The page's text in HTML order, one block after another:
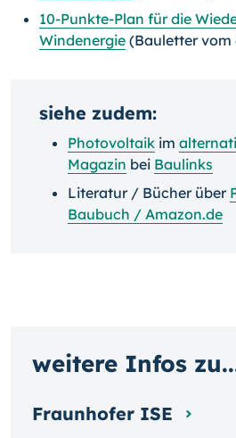
10-Punkte-Plan für die
Windenergie (Bauletter vom
siehe zudem:
Photovoltaik im
Magazin bei Baulinks
Literatur / Bücher über
Baubuch / Amazon.de
weitere Infos
Fraunhofer ISE